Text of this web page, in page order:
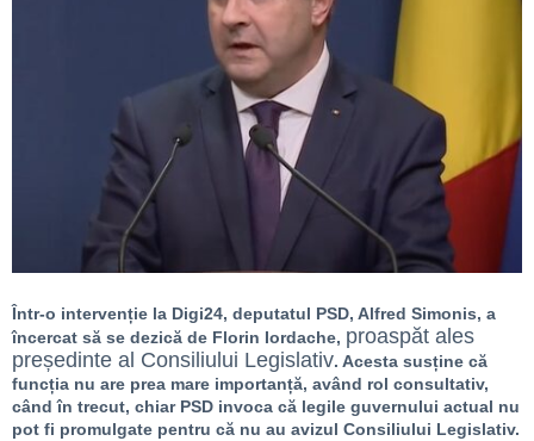
Într-o intervenție la Digi24, deputatul PSD, Alfred Simonis, a
încercat să se dezică de Florin Iordache, proaspăt ales
președinte al Consiliului Legislativ. Acesta susține că
funcția nu are prea mare importanță, având rol consultativ,
când în trecut, chiar PSD invoca că legile guvernului actual nu
pot fi promulgate pentru că nu au avizul Consiliului Legislativ.